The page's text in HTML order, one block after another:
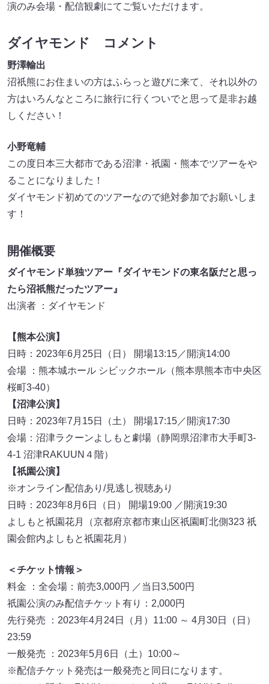
演のみ会場・配信観劇にてご覧いただけます。
ダイヤモンド コメント
野澤輸出
沼祇熊にお住まいの方はふらっと遊びに来て、それ以外の
方はいろんなところに旅行に行くついでと思って是非お越
しください！
小野竜輔
この度日本三大都市である沼津・祇園・熊本でツアーをや
ることになりました！
ダイヤモンド初めてのツアーなので絶対参加でお願いしま
す！
開催概要
ダイヤモンド単独ツアー『ダイヤモンドの東名阪だと思っ
たら沼祇熊だったツアー』
出演者 ：ダイヤモンド
【熊本公演】
日時：2023年6月25日（日） 開場13:15／開演14:00
会場 ：熊本城ホール シビックホール（熊本県熊本市中央区
桜町3-40）
【沼津公演】
日時：2023年7月15日（土） 開場17:15／開演17:30
会場：沼津ラクーンよしもと劇場（静岡県沼津市大手町3-
4-1 沼津RAKUUN４階）
【祇園公演】
※オンライン配信あり/見逃し視聴あり
日時：2023年8月6日（日） 開場19:00 ／開演19:30
よしもと祇園花月（京都府京都市東山区祇園町北側323 祇
園会館内よしもと祇園花月）
＜チケット情報＞
料金 ：全会場：前売3,000円 ／当日3,500円
祇園公演のみ配信チケット有り：2,000円
先行発売 ：2023年4月24日（月）11:00 ～ 4月30日（日）
23:59
一般発売 ：2023年5月6日（土）10:00～
※配信チケット発売は一般発売と同日になります。